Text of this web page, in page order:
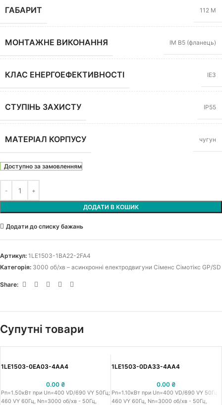
ГАБАРИТ 112 M
МОНТАЖНЕ ВИКОНАННЯ IM B5 (фланець)
КЛАС ЕНЕРГОЕФЕКТИВНОСТІ IE3
СТУПІНЬ ЗАХИСТУ IP55
МАТЕРІАЛ КОРПУСУ чугун
Доступно за замовленням
ДОДАТИ В КОШИК
Додати до списку бажань
Артикул: 1LE1503-1BA22-2FA4
Категорія: 3000 об/хв – асинхронні електродвигуни Сіменс Сімотікс GP/SD
Share:
Супутні товари
1LE1503-0EA03-4AA4
0.00 ₴
Pn=1.50кВт при Un=400 VD/690 VY 50Гц;
460 VY 60Гц, Nn=3000 об/хв - 50Гц,
1LE1503-0DA33-4AA4
0.00 ₴
Pn=1.10кВт при Un=400 VD/690 VY 50Гц;
460 VY 60Гц, Nn=3000 об/хв - 50Гц,